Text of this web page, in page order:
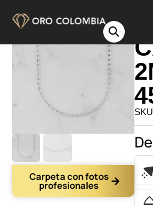
Carpeta con fotos
profesionales